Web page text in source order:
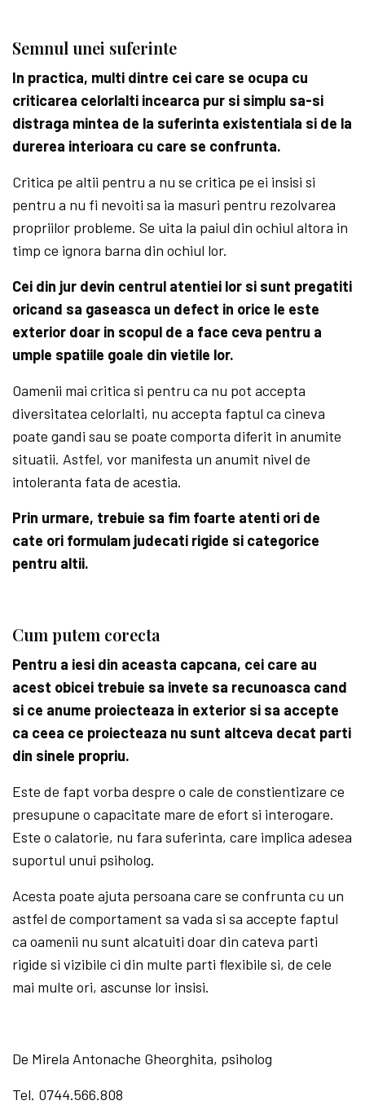
Semnul unei suferinte
In practica, multi dintre cei care se ocupa cu
criticarea celorlalti incearca pur si simplu sa-si
distraga mintea de la suferinta existentiala si de la
durerea interioara cu care se confrunta.
Critica pe altii pentru a nu se critica pe ei insisi si
pentru a nu fi nevoiti sa ia masuri pentru rezolvarea
propriilor probleme. Se uita la paiul din ochiul altora in
timp ce ignora barna din ochiul lor.
Cei din jur devin centrul atentiei lor si sunt pregatiti
oricand sa gaseasca un defect in orice le este
exterior doar in scopul de a face ceva pentru a
umple spatiile goale din vietile lor.
Oamenii mai critica si pentru ca nu pot accepta
diversitatea celorlalti, nu accepta faptul ca cineva
poate gandi sau se poate comporta diferit in anumite
situatii. Astfel, vor manifesta un anumit nivel de
intoleranta fata de acestia.
Prin urmare, trebuie sa fim foarte atenti ori de
cate ori formulam judecati rigide si categorice
pentru altii.
Cum putem corecta
Pentru a iesi din aceasta capcana, cei care au
acest obicei trebuie sa invete sa recunoasca cand
si ce anume proiecteaza in exterior si sa accepte
ca ceea ce proiecteaza nu sunt altceva decat parti
din sinele propriu.
Este de fapt vorba despre o cale de constientizare ce
presupune o capacitate mare de efort si interogare.
Este o calatorie, nu fara suferinta, care implica adesea
suportul unui psiholog.
Acesta poate ajuta persoana care se confrunta cu un
astfel de comportament sa vada si sa accepte faptul
ca oamenii nu sunt alcatuiti doar din cateva parti
rigide si vizibile ci din multe parti flexibile si, de cele
mai multe ori, ascunse lor insisi.
De Mirela Antonache Gheorghita, psiholog
Tel. 0744.566.808